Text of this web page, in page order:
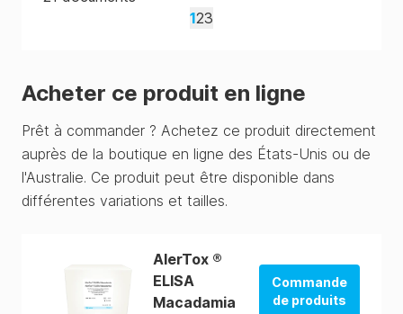
123
Acheter ce produit en ligne
Prêt à commander ? Achetez ce produit directement
auprès de la boutique en ligne des États-Unis ou de
l'Australie. Ce produit peut être disponible dans
différentes variations et tailles.
AlerTox ®
ELISA
Macadamia
Commande
de produits